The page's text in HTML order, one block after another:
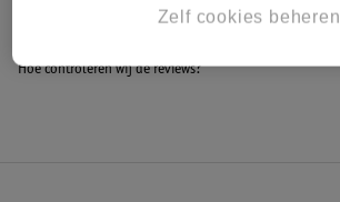
Alle Speelkleden
Hoe controleren wij de reviews?
Zelf cookies beheren